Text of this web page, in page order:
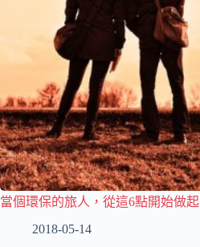
當個環保的旅人，從這6點開始做起
2018-05-14